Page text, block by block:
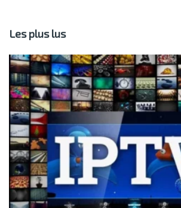
Les plus lus